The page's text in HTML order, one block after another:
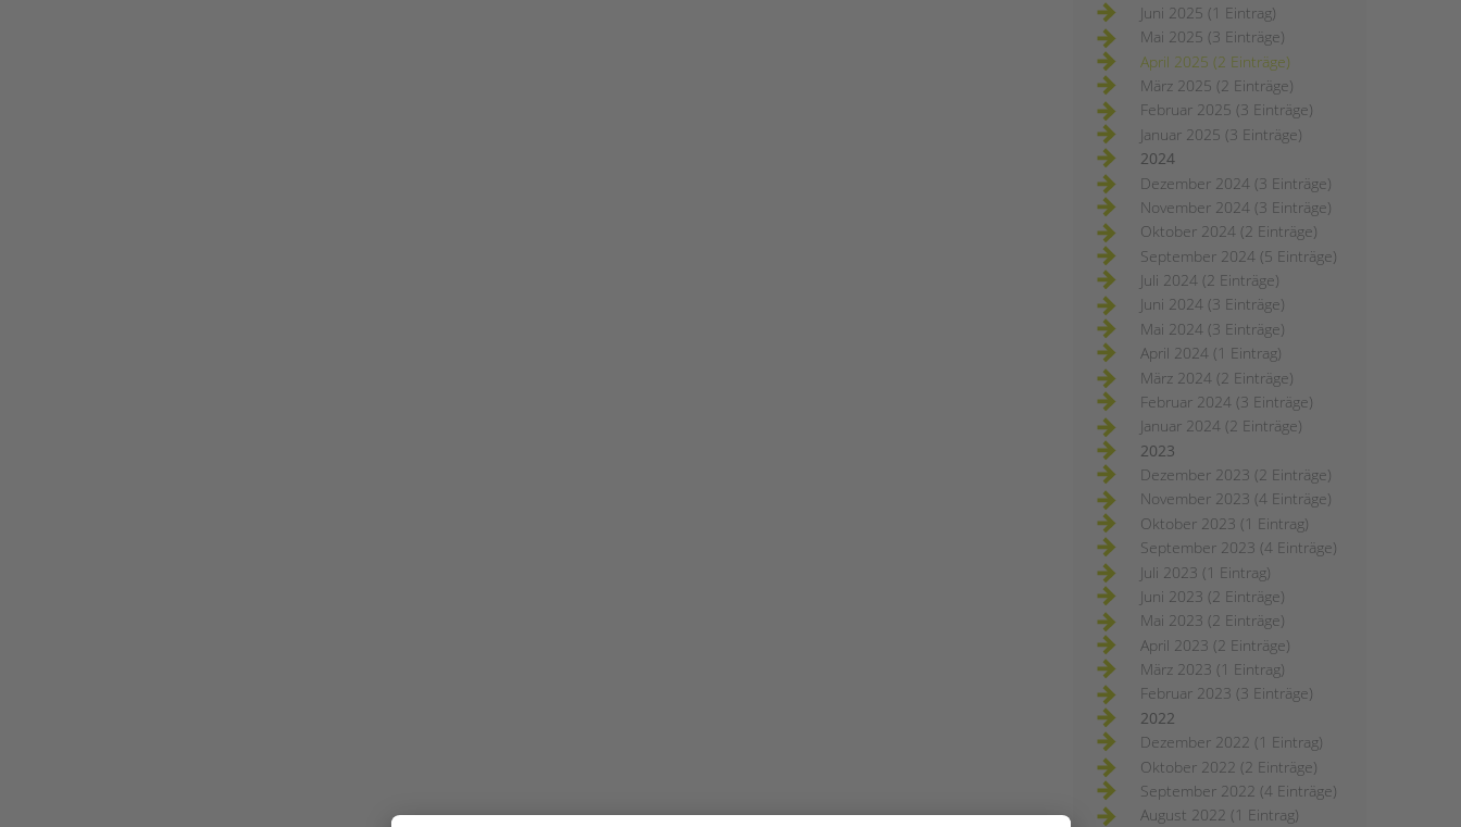
Juni 2025 (1 Eintrag)
Mai 2025 (3 Einträge)
April 2025 (2 Einträge)
März 2025 (2 Einträge)
Februar 2025 (3 Einträge)
Januar 2025 (3 Einträge)
2024
Dezember 2024 (3 Einträge)
November 2024 (3 Einträge)
Oktober 2024 (2 Einträge)
September 2024 (5 Einträge)
Juli 2024 (2 Einträge)
Juni 2024 (3 Einträge)
Mai 2024 (3 Einträge)
April 2024 (1 Eintrag)
März 2024 (2 Einträge)
Februar 2024 (3 Einträge)
Januar 2024 (2 Einträge)
2023
Dezember 2023 (2 Einträge)
November 2023 (4 Einträge)
Oktober 2023 (1 Eintrag)
September 2023 (4 Einträge)
Juli 2023 (1 Eintrag)
Juni 2023 (2 Einträge)
Mai 2023 (2 Einträge)
April 2023 (2 Einträge)
März 2023 (1 Eintrag)
Februar 2023 (3 Einträge)
2022
Dezember 2022 (1 Eintrag)
Oktober 2022 (2 Einträge)
September 2022 (4 Einträge)
August 2022 (1 Eintrag)